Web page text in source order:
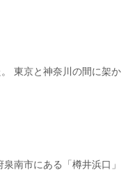
東京と神奈川の間に架か
南市にある「樽井浜口」